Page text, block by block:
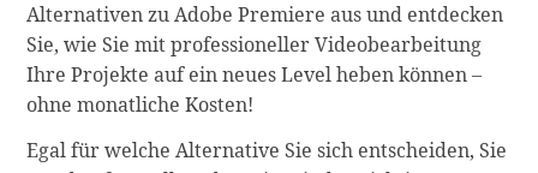
Alternativen zu Adobe Premiere aus und entdecken
Sie, wie Sie mit professioneller Videobearbeitung
Ihre Projekte auf ein neues Level heben können –
ohne monatliche Kosten!
Egal für welche Alternative Sie sich entscheiden, Sie